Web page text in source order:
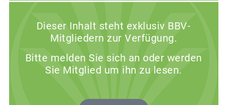
Dieser Inhalt steht exklusiv BBV-
Mitgliedern zur Verfügung.
Bitte melden Sie sich an oder werden
Sie Mitglied um ihn zu lesen.